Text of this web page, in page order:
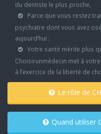
du dentiste le plus proche,
Parce que vous restez
psychiatre dont vous avez
aujourd’hui :
Votre santé mérite plus
Choisirunmédecin met à
à l’exercice de la liberté de
Le